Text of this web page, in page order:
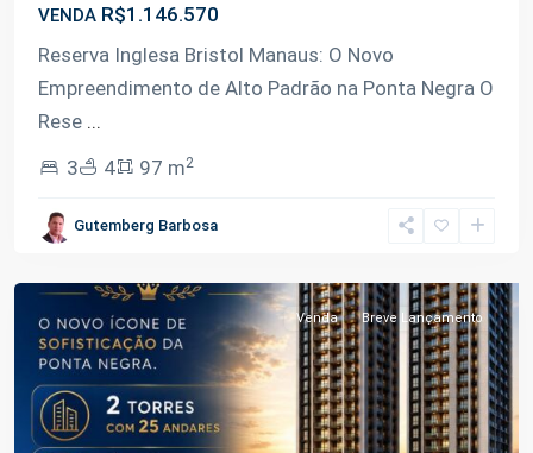
VENDA R$1.146.570
Reserva Inglesa Bristol Manaus: O Novo
Empreendimento de Alto Padrão na Ponta Negra O
Rese ...
3
4 97 m2
Gutemberg Barbosa
Negra,
Venda Breve Lançamento